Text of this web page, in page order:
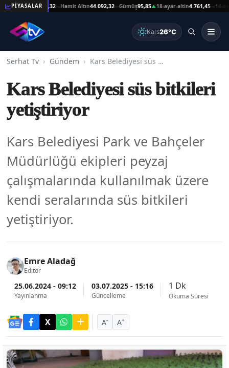
PİYASALAR
44.092,32—Hamit Altın44.092,32—Gümüş95,85▲18-ayar-altin4.761,45—14-ayar-altin
Kars26°C
Serhat Tv Gündem Kars Belediyesi süs bitkileri yetiştiriyor
Kars Belediyesi süs bitkileri
yetiştiriyor
Kars Belediyesi Park ve Bahçeler
Müdürlüğü ekipleri peyzaj
çalışmalarında kullanılmak üzere
kendi seralarında süs bitkileri
yetiştiriyor.
Emre Aladağ
Editör
25.06.2024 - 09:12
Yayınlanma
03.07.2025 - 15:16
Güncelleme
1 Dk
Okuma Süresi
A- A+